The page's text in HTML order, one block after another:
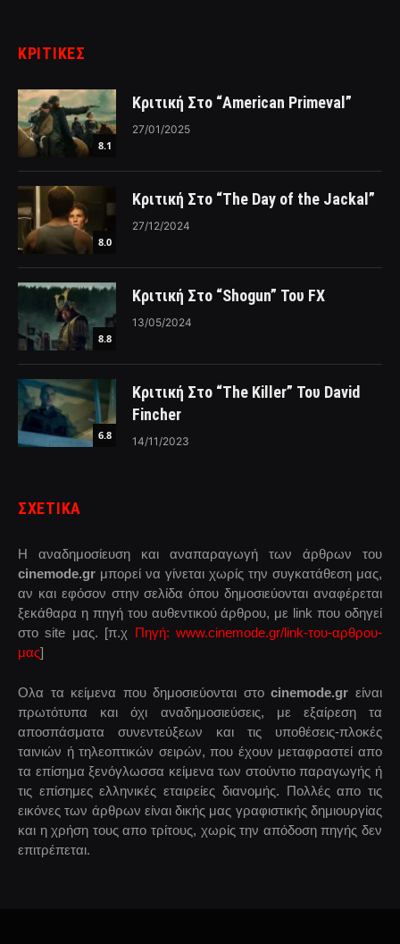
ΚΡΙΤΙΚΈΣ
8.1
Κριτική Στο “American Primeval”
27/01/2025
8.0
Κριτική Στο “The Day of the Jackal”
27/12/2024
8.8
Κριτική Στο “Shogun” Του FX
13/05/2024
6.8
Κριτική Στο “The Killer” Του David
Fincher
14/11/2023
ΣΧΕΤΙΚΑ
Η αναδημοσίευση και αναπαραγωγή των άρθρων του
cinemode.gr μπορεί να γίνεται χωρίς την συγκατάθεση μας,
αν και εφόσον στην σελίδα όπου δημοσιεύονται αναφέρεται
ξεκάθαρα η πηγή του αυθεντικού άρθρου, με link που οδηγεί
στο site μας. [π.χ Πηγή: www.cinemode.gr/link-του-αρθρου-
μας]
Ολα τα κείμενα που δημοσιεύονται στοcinemode.gr είναι
πρωτότυπα και όχι αναδημοσιεύσεις, με εξαίρεση τα
αποσπάσματα συνεντεύξεων και τις υποθέσεις-πλοκές
ταινιών ή τηλεοπτικών σειρών, που έχουν μεταφραστεί απο
τα επίσημα ξενόγλωσσα κείμενα των στούντιο παραγωγής ή
τις επίσημες ελληνικές εταιρείες διανομής. Πολλές απο τις
εικόνες των άρθρων είναι δικής μας γραφιστικής δημιουργίας
και η χρήση τους απο τρίτους, χωρίς την απόδοση πηγής δεν
επιτρέπεται.